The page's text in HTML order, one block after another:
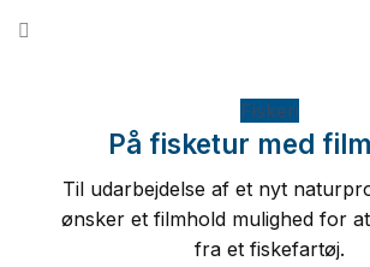
Fiskeri
På fisketur med
Til udarbejdelse af et nyt
ønsker et filmhold mulighed for
fra et fiskefartøj.